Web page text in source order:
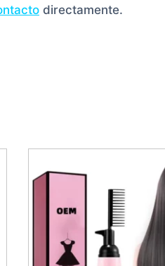
directamente.